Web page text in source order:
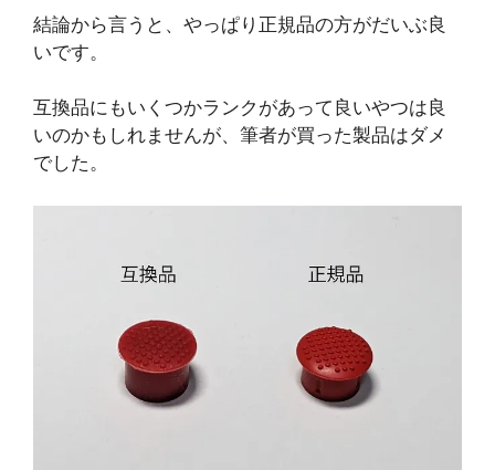
結論から言うと、やっぱり正規品の方がだいぶ良
いです。
互換品にもいくつかランクがあって良いやつは良
いのかもしれませんが、筆者が買った製品はダメ
でした。